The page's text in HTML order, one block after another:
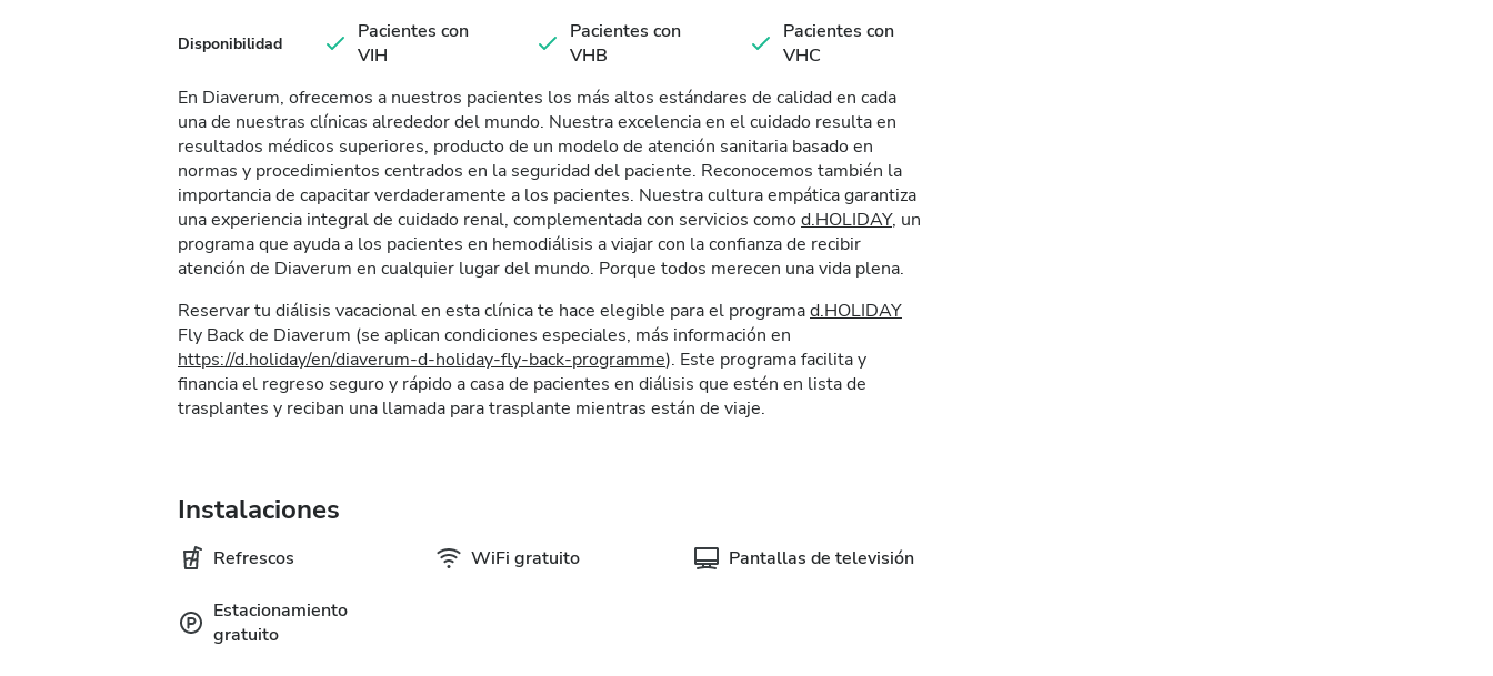
Disponibilidad
Pacientes con
VIH
Pacientes con
VHB
Pacientes con
VHC
En Diaverum, ofrecemos a nuestros pacientes los más altos estándares de calidad en cada
una de nuestras clínicas alrededor del mundo. Nuestra excelencia en el cuidado resulta en
resultados médicos superiores, producto de un modelo de atención sanitaria basado en
normas y procedimientos centrados en la seguridad del paciente. Reconocemos también la
importancia de capacitar verdaderamente a los pacientes. Nuestra cultura empática garantiza
una experiencia integral de cuidado renal, complementada con servicios comod.HOLIDAY, un
programa que ayuda a los pacientes en hemodiálisis a viajar con la confianza de recibir
atención de Diaverum en cualquier lugar del mundo. Porque todos merecen una vida plena.
Reservar tu diálisis vacacional en esta clínica te hace elegible para el programad.HOLIDAY
Fly Back de Diaverum (se aplican condiciones especiales, más información en
https://d.holiday/en/diaverum-d-holiday-fly-back-programme). Este programa facilita y
financia el regreso seguro y rápido a casa de pacientes en diálisis que estén en lista de
trasplantes y reciban una llamada para trasplante mientras están de viaje.
Instalaciones
Refrescos WiFi gratuito Pantallas de televisión
Estacionamiento
gratuito